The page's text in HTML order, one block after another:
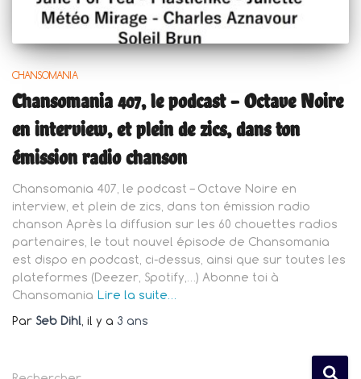
CHANSOMANIA
Chansomania 407, le podcast – Octave Noire
en interview, et plein de zics, dans ton
émission radio chanson
Chansomania 407, le podcast – Octave Noire en
interview, et plein de zics, dans ton émission radio
chanson Après la diffusion sur les 60 chouettes radios
partenaires, le tout nouvel épisode de Chansomania
est dispo en podcast, ci-dessus, ainsi que sur toutes les
plateformes (Deezer, Spotify,…) Abonne toi à
Chansomania Lire la suite…
Par Seb Dihl, il y a 3 ans
R